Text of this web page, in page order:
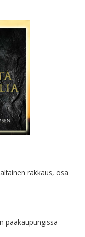
rakkaus, osa
pääkaupungissa